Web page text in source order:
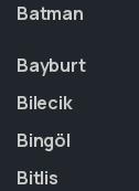
Batman
Bayburt
Bilecik
Bingöl
Bitlis